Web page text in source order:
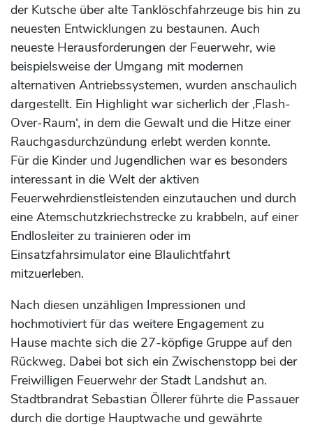
der Kutsche über alte Tanklöschfahrzeuge bis hin zu
neuesten Entwicklungen zu bestaunen. Auch
neueste Herausforderungen der Feuerwehr, wie
beispielsweise der Umgang mit modernen
alternativen Antriebssystemen, wurden anschaulich
dargestellt. Ein Highlight war sicherlich der ‚Flash-
Over-Raum‘, in dem die Gewalt und die Hitze einer
Rauchgasdurchzündung erlebt werden konnte.
Für die Kinder und Jugendlichen war es besonders
interessant in die Welt der aktiven
Feuerwehrdienstleistenden einzutauchen und durch
eine Atemschutzkriechstrecke zu krabbeln, auf einer
Endlosleiter zu trainieren oder im
Einsatzfahrsimulator eine Blaulichtfahrt
mitzuerleben.
Nach diesen unzähligen Impressionen und
hochmotiviert für das weitere Engagement zu
Hause machte sich die 27-köpfige Gruppe auf den
Rückweg. Dabei bot sich ein Zwischenstopp bei der
Freiwilligen Feuerwehr der Stadt Landshut an.
Stadtbrandrat Sebastian Öllerer führte die Passauer
durch die dortige Hauptwache und gewährte